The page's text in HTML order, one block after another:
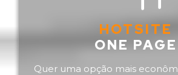
HOTSITE
ONE PAGE
Quer uma opção mais